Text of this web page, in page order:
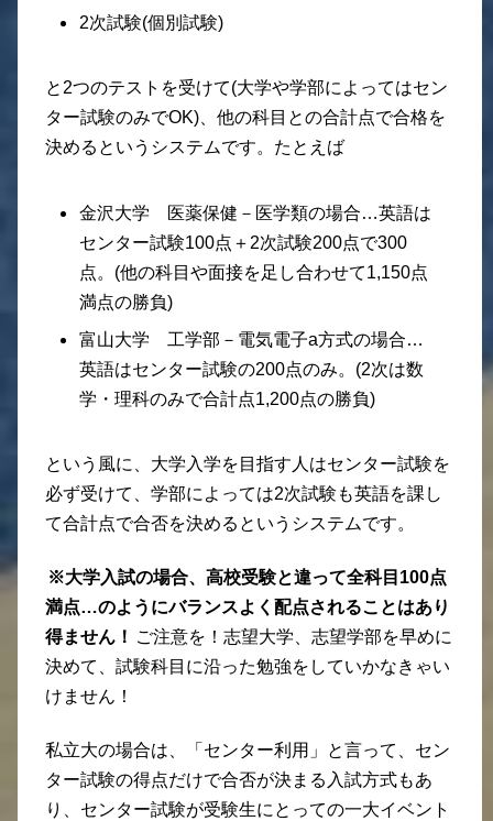
2次試験(個別試験)
と2つのテストを受けて(大学や学部によってはセン
ター試験のみでOK)、他の科目との合計点で合格を
決めるというシステムです。たとえば
金沢大学 医薬保健－医学類の場合…英語は
センター試験100点＋2次試験200点で300
点。(他の科目や面接を足し合わせて1,150点
満点の勝負)
富山大学 工学部－電気電子a方式の場合…
英語はセンター試験の200点のみ。(2次は数
学・理科のみで合計点1,200点の勝負)
という風に、大学入学を目指す人はセンター試験を
必ず受けて、学部によっては2次試験も英語を課し
て合計点で合否を決めるというシステムです。
※大学入試の場合、高校受験と違って全科目100点
満点…のようにバランスよく配点されることはあり
得ません！ ご注意を！志望大学、志望学部を早めに
決めて、試験科目に沿った勉強をしていかなきゃい
けません！
私立大の場合は、「センター利用」と言って、セン
ター試験の得点だけで合否が決まる入試方式もあ
り、センター試験が受験生にとっての一大イベント